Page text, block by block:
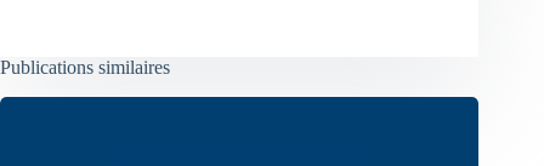
Publications similaires